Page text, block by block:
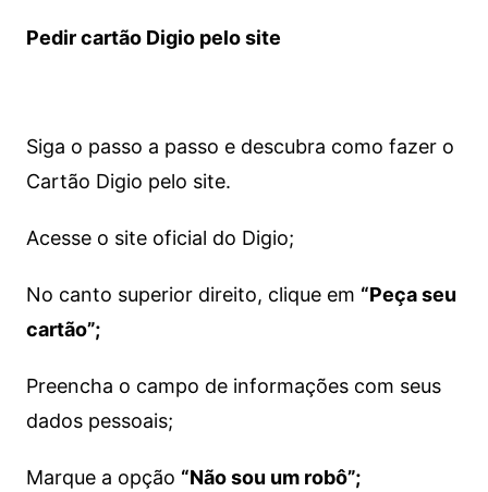
Pedir cartão Digio pelo site
Siga o passo a passo e descubra como fazer o
Cartão Digio pelo site.
Acesse o site oficial do Digio;
No canto superior direito, clique em “Peça seu
cartão”;
Preencha o campo de informações com seus
dados pessoais;
Marque a opção “Não sou um robô”;